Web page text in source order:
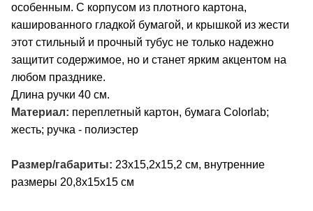
особенным. С корпусом из плотного картона,
кашированного гладкой бумагой, и крышкой из жести
этот стильный и прочный тубус не только надежно
защитит содержимое, но и станет ярким акцентом на
любом празднике.
Длина ручки 40 см.
Материал: переплетный картон, бумага Colorlab;
жесть; ручка - полиэстер
Размер/габариты: 23x15,2x15,2 см, внутренние
размеры 20,8x15x15 см